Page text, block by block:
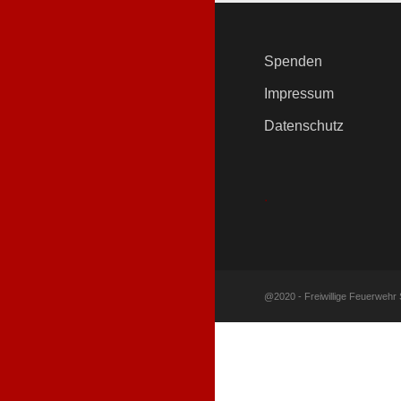
Spenden
Impressum
Datenschutz
.
@2020 - Freiwillige Feuerwehr